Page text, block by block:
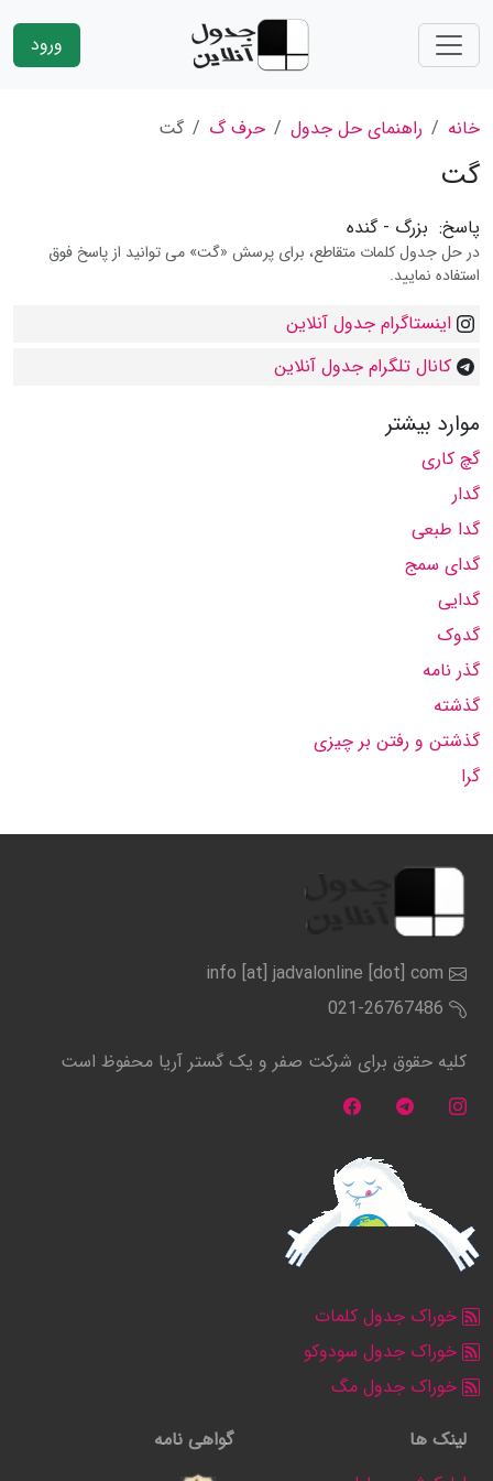
ورود
خانه راهنمای حل جدول حرف گ گت
گت
پاسخ: بزرگ - گنده
در حل جدول کلمات متقاطع، برای پرسش «گت» می توانید از پاسخ فوق
استفاده نمایید.
اینستاگرام جدول آنلاین
کانال تلگرام جدول آنلاین
موارد بیشتر
گچ کاری
گدار
گدا طبعی
گدای سمج
گدایی
گدوک
گذر نامه
گذشته
گذشتن و رفتن بر چیزی
گرا
info [at] jadvalonline [dot] com
021-26767486
کلیه حقوق برای شرکت صفر و یک گستر آریا محفوظ است
خوراک جدول کلمات
خوراک جدول سودوکو
خوراک جدول مگ
لینک ها
گواهی نامه